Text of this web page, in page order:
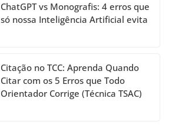
ChatGPT vs Monografis: 4 erros que
só nossa Inteligência Artificial evita
Citação no TCC: Aprenda Quando
Citar com os 5 Erros que Todo
Orientador Corrige (Técnica TSAC)